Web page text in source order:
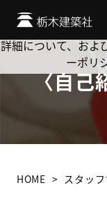
〈自己
HOME スタッ
Cookie を使用して
か? 当社ではお客
詳細について、およ
ーポリ